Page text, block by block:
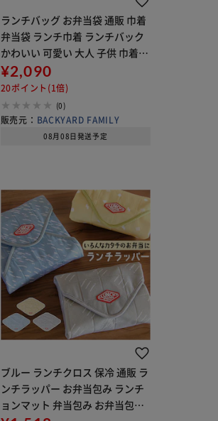
ランチバッグ お弁当袋 通販 巾着
弁当袋 ランチ巾着 ランチバック
かわいい 可愛い 大人 子供 巾着袋
保冷 猫 ねこ ネコ にゃふにゃふ レ
ディース メンズ アニマル 動物 猫
グッズ 巾着ランチ
¥2,090
20ポイント(1倍)
(0)
販売元： BACKYARD FAMILY
08月08日発送予定
ブルー ランチクロス 保冷 通販 ラ
ンチラッパー お弁当包み ランチ
ョンマット 弁当包み お弁当包む